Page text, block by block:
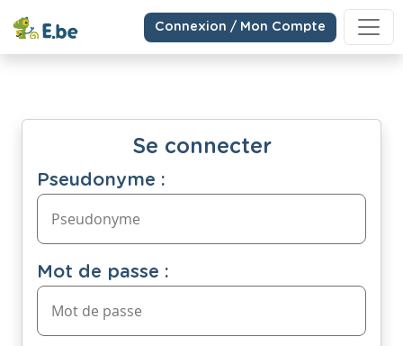
Connexion / Mon Compte
Se connecter
Pseudonyme :
Mot de passe :